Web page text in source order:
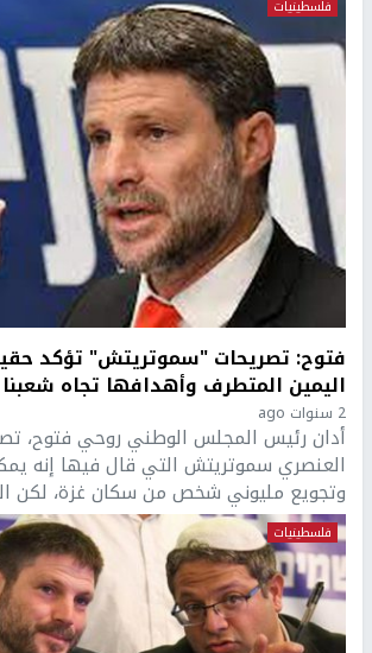
فلسطينيات
فتوح: تصريحات "سموتريتش" تؤكد
اليمين المتطرف وأهدافها تجاه شعبنا
2 سنوات ago
أدان رئيس المجلس الوطني روحي فتوح،
العنصري سموتريتش التي قال فيها إنه
وتجويع مليوني شخص من سكان غزة، لكن
فلسطينيات